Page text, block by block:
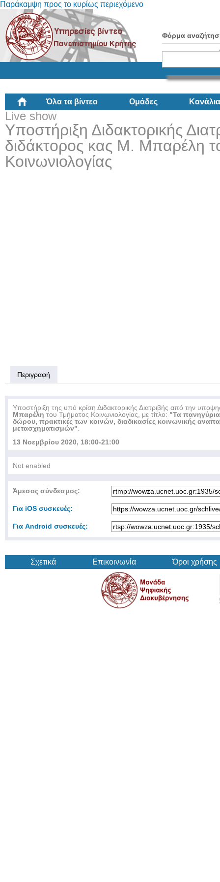
Παράκαμψη προς το κυρίως περιεχόμενο
Φόρμα
Όλα τα βίντεο Ομάδες Κανάλια
Live show
Υποστήριξη Διδακτορικής
διδάκτορος κας Μ. Μπαρέλη
Κοινωνιολογίας
Περιγραφή
Υποστήριξη της υπό κρίση Διδακτορικής Διατριβής από την
Μπαρέλη του Τμήματος Κοινωνιολογίας, με τίτλο: "Τα πανηγύρια
δώρου, πρακτικές των κοινών, διαδικασίες κοινωνικής
μετασχηματισμών"
13 Νοεμβρίου 2020, 18:00-21:00
Not enabled
Άμεσος σύνδεσμος:
Για iOS συσκευές:
Για Android συσκευές:
Σχετικά Επικοινωνία Όροι χρήσης